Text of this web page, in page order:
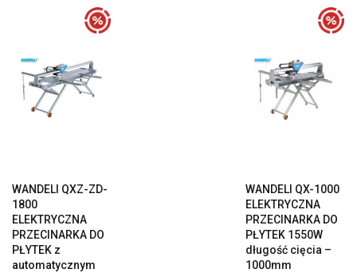
WANDELI QXZ-ZD-
1800
ELEKTRYCZNA
PRZECINARKA DO
PŁYTEK z
automatycznym
WANDELI QX-1000
ELEKTRYCZNA
PRZECINARKA DO
PŁYTEK 1550W
długość cięcia –
1000mm